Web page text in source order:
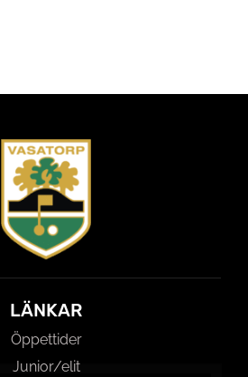
LÄNKAR
Öppettider
Junior/elit